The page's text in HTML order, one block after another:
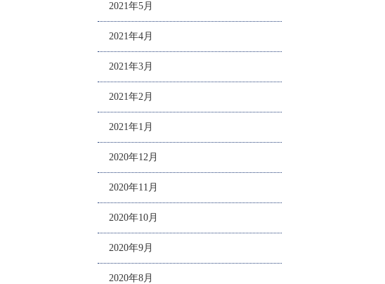
2021年5月
2021年4月
2021年3月
2021年2月
2021年1月
2020年12月
2020年11月
2020年10月
2020年9月
2020年8月